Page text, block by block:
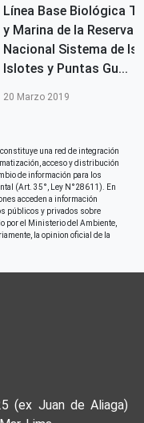
Línea Base Biológica
y Marina de la Reserva
Nacional Sistema de
Islotes y Puntas Gu...
20 Marzo 2019
una red de integración
acceso y distribución
de información para los
(Art. 35°, Ley N°28611). En
acceden a información
públicos y privados sobre
por el Ministerio del Ambiente,
la opinion oficial de la
(ex Juan de Aliaga)